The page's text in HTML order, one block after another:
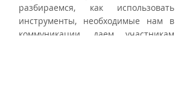
разбираемся, как использовать
инструменты, необходимые нам в
коммуникации, даем участникам